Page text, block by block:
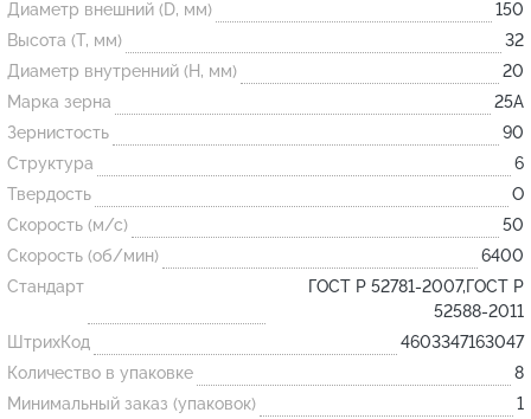
Огнеупорные
изделия
Скачать каталог
Тигель
Муфель
Черпак
Шербер
Трубка
Стержень
Пробка
Диаметр внешний (D, мм)
150
Высота (T, мм)
32
Диаметр внутренний (H, мм)
20
Марка зерна
25А
Зернистость
90
Структура
6
Твердость
O
Скорость (м/с)
50
Скорость (об/мин)
6400
Стандарт
ГОСТ Р 52781-2007,ГОСТ Р
52588-2011
ШтрихКод
4603347163047
Количество в упаковке
8
Минимальный заказ (упаковок)
1